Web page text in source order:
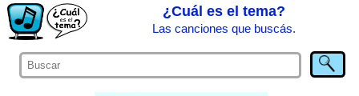
¿Cuál es el tema?
Las canciones que buscás.